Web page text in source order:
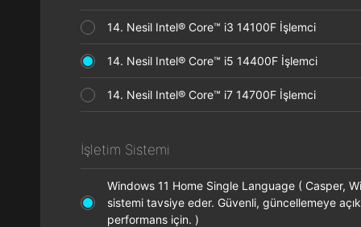
14. Nesil Intel® Core™ i3 14100F İşlemci
14. Nesil Intel® Core™ i5 14400F İşlemci
14. Nesil Intel® Core™ i7 14700F İşlemci
İşletim Sistemi
Windows 11 Home Single Language ( Casper,
sistemi tavsiye eder. Güvenli, güncellemeye
performans için. )